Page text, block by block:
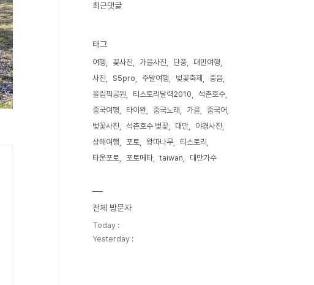
최근댓글
태그
여행 꽃사진 가을사진 단풍
대만여행
사진
S5pro 주말여행 벚꽃축제
중음
올림픽공원
티스토리달력2010
석촌호수
중국여행
타이완 중국노래 가을
중국어
벚꽃사진
석촌호수 벚꽃 대만
야경사진
상해여행
포토 왕따나무
티스토리
타운포토
포토메타 taiwan 대만가수
전체 방문자
Today :
Yesterday :